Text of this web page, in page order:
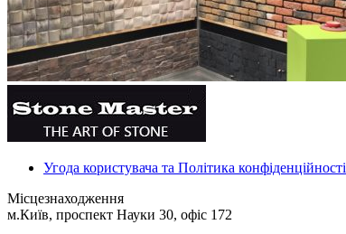
Угода користувача та Політика конфіденційності
Місцезнаходження
м.Київ, проспект Науки 30, офіс 172